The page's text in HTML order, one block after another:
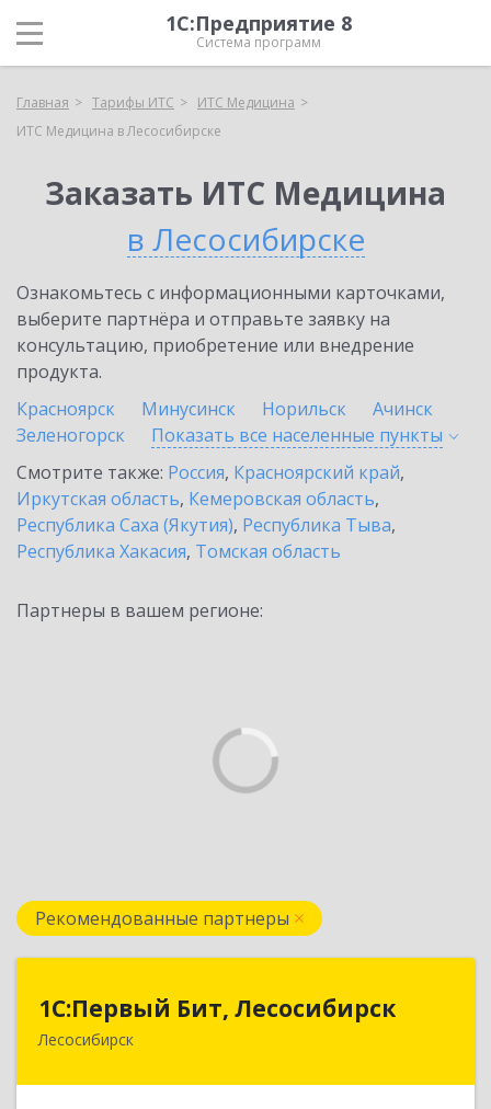
1С:Предприятие 8
Система программ
Главная Тарифы ИТС
ИТС Медицина
ИТС Медицина в Лесосибирске
Заказать ИТС Медицина
в Лесосибирске
Ознакомьтесь с информационными карточками,
выберите партнёра и отправьте заявку на
консультацию, приобретение или внедрение
продукта.
Красноярск
Минусинск Норильск
Ачинск
Зеленогорск
Показать все населенные пункты
Смотрите также: Россия, Красноярский край,
Иркутская область, Кемеровская область,
Республика Саха (Якутия), Республика Тыва,
Республика Хакасия, Томская область
Партнеры в вашем регионе:
Рекомендованные партнеры
1С:Первый Бит, Лесосибирск
Лесосибирск
1С:Первый Бит, Лесосибирск
662544, Красноярский край, Лесосибирск г,